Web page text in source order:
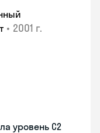
• 2001 г.
уровень С2